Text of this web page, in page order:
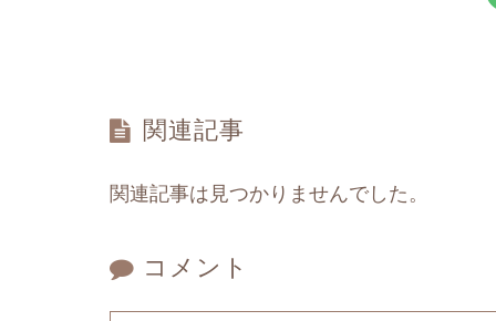
関連記事
関連記事は見つかりませんでした。
コメント